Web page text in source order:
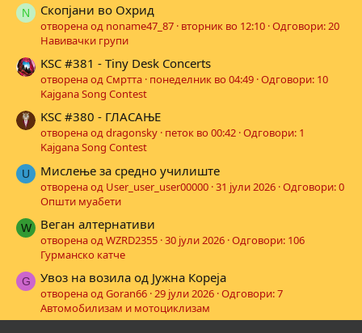
N Скопјани во Охрид
отворена од noname47_87 вторник во 12:10 Одговори: 20
Навивачки групи
KSC #381 - Tiny Desk Concerts
отворена од Смртта понеделник во 04:49 Одговори: 10
Kajgana Song Contest
KSC #380 - ГЛАСАЊЕ
отворена од dragonsky петок во 00:42 Одговори: 1
Kajgana Song Contest
U Мислење за средно училиште
отворена од User_user_user00000 31 јули 2026 Одговори: 0
Општи муабети
W Веган алтернативи
отворена од WZRD2355 30 јули 2026 Одговори: 106
Гурманско катче
G Увоз на возила од Јужна Кореја
отворена од Goran66 29 јули 2026 Одговори: 7
Автомобилизам и мотоциклизам